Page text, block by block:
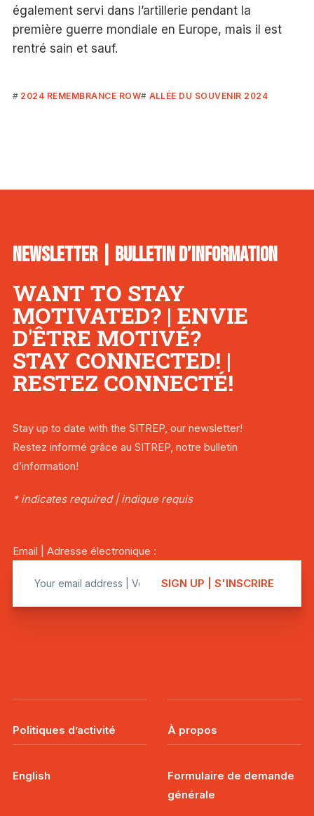
également servi dans l’artillerie pendant la
première guerre mondiale en Europe, mais il est
rentré sain et sauf.
2024 REMEMBRANCE ROW ALLÉE DU SOUVENIR 2024
NEWSLETTER | BULLETIN D’INFORMATION
WANT TO STAY
MOTIVATED? | ENVIE
D'ÊTRE MOTIVÉ?
STAY CONNECTED! |
RESTEZ CONNECTÉ!
Stay up to date with the SITREP, our newsletter!
Restez informé grâce au SITREP, notre bulletin
d’information!
* indicates required | indique requis
Email | Adresse électronique :
Politiques d’activité À propos
English
Formulaire de demande
générale